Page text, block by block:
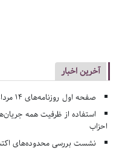
آخرین اخبار
صفحه اول روزنامه‌های 14 مرداد 1405
استفاده از ظرفیت همه
احزاب
نشست بررسی محدوده‌های